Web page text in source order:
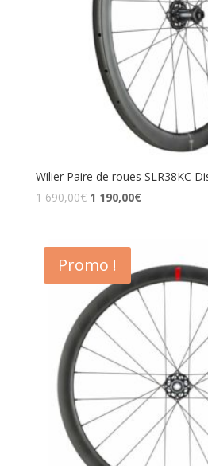
Wilier Paire de roues SLR38KC
1 690,00€ 1 190,00€
Promo !